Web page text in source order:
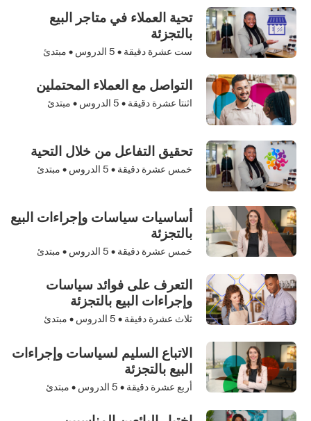
تحية العملاء في متاجر البيع
بالتجزئة
ست عشرة دقيقة • 5 الدروس • مبتدئ
التواصل مع العملاء المحتملين
اثنتا عشرة دقيقة • 5 الدروس • مبتدئ
تحقيق التفاعل من خلال التحية
خمس عشرة دقيقة • 5 الدروس • مبتدئ
أساسيات سياسات وإجراءات البيع
بالتجزئة
خمس عشرة دقيقة • 5 الدروس • مبتدئ
التعرف على فوائد سياسات
وإجراءات البيع بالتجزئة
ثلاث عشرة دقيقة • 5 الدروس • مبتدئ
الاتباع السليم لسياسات وإجراءات
البيع بالتجزئة
أربع عشرة دقيقة • 5 الدروس • مبتدئ